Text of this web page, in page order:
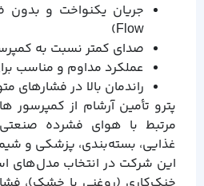
Flow)
صدای کمتر نسبت به
عملکرد مداوم و مناسب برای
راندمان بالا در فشارهای
پترو تأمین آرشام از کمپرسور
مرتبط با هوای فشرده
غذایی، بسته‌بندی، پزشکی و
این شرکت در انتخاب مدل‌های